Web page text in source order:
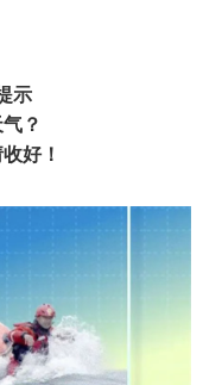
示
？
好！